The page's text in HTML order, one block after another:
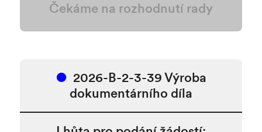
Čekáme na rozhodnutí rady
2026-B-2-3-39 Výroba
dokumentárního díla